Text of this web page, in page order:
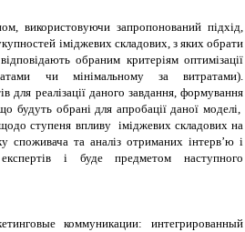
використовуючи запропонований підхід,
іміджевих складових, з яких обрати
обраним критеріям оптимізації
чи мінімальному за витратами).
для реалізації даного завдання, формування
будуть обрані для апробації даної моделі,
ступеня впливу іміджевих складових на
споживача та аналіз отриманих інтерв’ю і
і буде предметом наступного
коммуникации: интегрированный